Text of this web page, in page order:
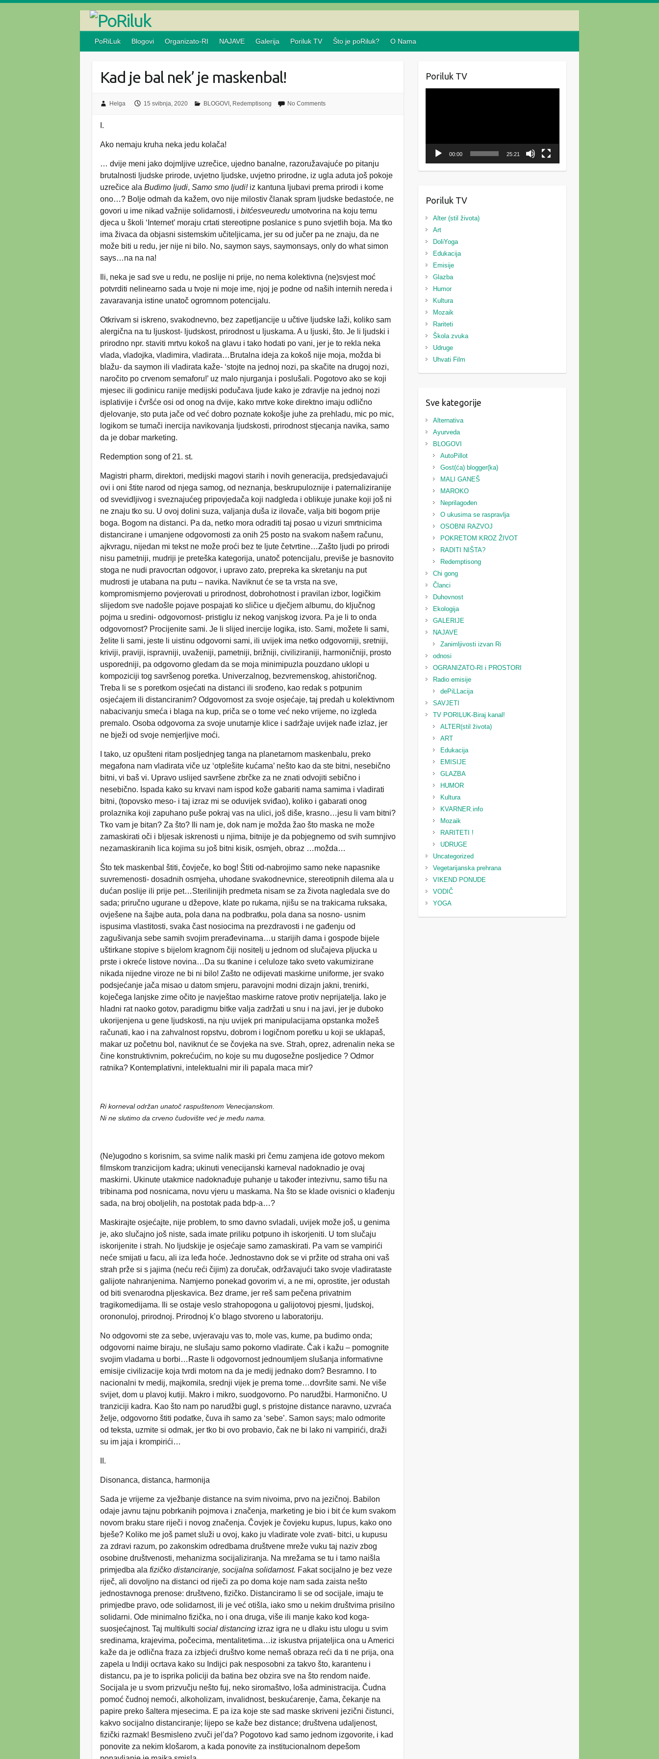
PoRiLuk
Blogovi Organizato-RI NAJAVE Galerija Poriluk TV Što je poRiluk? O Nama
Kad je bal nek’ je maskenbal!
Helga 15 svibnja, 2020 BLOGOVI , Redemptisong No Comments
I.
Ako nemaju kruha neka jedu kolača!
… dvije meni jako dojmljive uzrečice, ujedno banalne, razoružavajuće po pitanju
brutalnosti ljudske prirode, uvjetno ljudske, uvjetno prirodne, iz ugla aduta još pokoje
uzrečice alaBudimo ljudi,Samosmo ljudi! iz kantuna ljubavi prema prirodi i kome
ono…? Bolje odmah da kažem, ovo nije milostiv članak spram ljudske bedastoće, ne
govori u ime nikad važnije solidarnosti, ibitćesveuredu umotvorina na koju temu
djeca u školi ‘Internet’ moraju crtati stereotipne poslanice s puno svjetlih boja. Ma tko
ima živaca da objasni sistemskim učiteljicama, jer su od jučer pa ne znaju, da ne
može biti u redu, jer nije ni bilo. No, saymon says, saymonsays, only do what simon
says…na na na!
Ili, neka je sad sve u redu, ne poslije ni prije, no nema kolektivna (ne)svjest moć
potvrditi nelinearno sada u tvoje ni moje ime, njoj je podne od naših internih nereda i
zavaravanja istine unatoč ogromnom potencijalu.
Otkrivam si iskreno, svakodnevno, bez zapetljancije u učtive ljudske laži, koliko sam
alergična na tu ljuskost- ljudskost, prirodnost u ljuskama. A u ljuski, što. Je li ljudski i
prirodno npr. staviti mrtvu kokoš na glavu i tako hodati po vani, jer je to rekla neka
vlada, vladojka, vladimira, vladirata…Brutalna ideja za kokoš nije moja, možda bi
blažu- da saymon ili vladirata kaže- ‘stojte na jednoj nozi, pa skačite na drugoj nozi,
naročito po crvenom semaforu!’ uz malo njurganja i poslušali. Pogotovo ako se koji
mjesec ili godinicu ranije medijski podučava ljude kako je zdravlje na jednoj nozi
isplativije i čvršće osi od onog na dvije, kako mrtve koke direktno imaju odlično
djelovanje, sto puta jače od već dobro poznate kokošje juhe za prehladu, mic po mic,
logikom se tumači inercija navikovanja ljudskosti, prirodnost stjecanja navika, samo
da je dobar marketing.
Redemption song of 21. st.
Magistri pharm, direktori, medijski magovi starih i novih generacija, predsjedavajući
ovi i oni štite narod od njega samog, od neznanja, beskrupuloznije i paternaliziranije
od svevidljivog i sveznajućeg pripovjedača koji nadgleda i oblikuje junake koji još ni
ne znaju tko su. U ovoj dolini suza, valjanja duša iz ilovače, valja biti bogom prije
boga. Bogom na distanci. Pa da, netko mora odraditi taj posao u vizuri smrtnicima
distancirane i umanjene odgovornosti za onih 25 posto na svakom našem računu,
ajkvragu, nijedan mi tekst ne može proći bez te ljute četvrtine…Zašto ljudi po prirodi
nisu pametniji, mudriji je preteška kategorija, unatoč potencijalu, previše je basnovito
stoga ne nudi pravocrtan odgovor, i upravo zato, prepreka ka skretanju na put
mudrosti je utabana na putu – navika. Naviknut će se ta vrsta na sve,
kompromismjerno povjerovati u prirodnost, dobrohotnost i pravilan izbor, logičkim
slijedom sve nadošle pojave pospajati ko sličice u dječjem albumu, do ključnog
pojma u sredini- odgovornost- pristiglu iz nekog vanjskog izvora. Pa je li to onda
odgovornost? Procijenite sami. Je li slijed inercije logika, isto. Sami, možete li sami,
želite li sami, jeste li uistinu odgovorni sami, ili uvijek ima netko odgovorniji, sretniji,
kriviji, praviji, ispravniji, uvaženiji, pametniji, brižniji, civiliziraniji, harmoničniji, prosto
usporedniji, pa odgovorno gledam da se moja minimipuzla pouzdano uklopi u
kompoziciji tog savršenog poretka. Univerzalnog, bezvremenskog, ahistoričnog.
Treba li se s poretkom osjećati na distanci ili srođeno, kao redak s potpunim
osjećajem ili distanciranim? Odgovornost za svoje osjećaje, taj predah u kolektivnom
nabacivanju smeća i blaga na kup, priča se o tome već neko vrijeme, no izgleda
premalo. Osoba odgovorna za svoje unutarnje klice i sadržaje uvijek nađe izlaz, jer
ne bježi od svoje nemjerljive moći.
I tako, uz opušteni ritam posljednjeg tanga na planetarnom maskenbalu, preko
megafona nam vladirata viče uz ‘otplešite kućama’ nešto kao da ste bitni, nesebično
bitni, vi baš vi. Upravo uslijed savršene zbrčke za ne znati odvojiti sebično i
nesebično. Ispada kako su krvavi nam ispod kože gabariti nama samima i vladirati
bitni, (topovsko meso- i taj izraz mi se oduvijek sviđao), koliko i gabarati onog
prolaznika koji zapuhano puše pokraj vas na ulici, još diše, krasno…jesu li vam bitni?
Tko vam je bitan? Za što? Ili nam je, dok nam je možda žao što maska ne može
zamaskirati oči i bljesak iskrenosti u njima, bitnije je da pobjegnemo od svih sumnjivo
nezamaskiranih lica kojima su još bitni kisik, osmjeh, obraz …možda…
Što tek maskenbal štiti, čovječe, ko bog! Štiti od-nabrojimo samo neke napasnike
suvremenosti- dosadnih osmjeha, uhodane svakodnevnice, stereotipnih dilema ala u
dućan poslije ili prije pet…Sterilinijih predmeta nisam se za života nagledala sve do
sada; priručno ugurane u džepove, klate po rukama, njišu se na trakicama ruksaka,
ovješene na šajbe auta, pola dana na podbratku, pola dana sa nosno- usnim
ispusima vlastitosti, svaka čast nosiocima na prezdravosti i ne gađenju od
zagušivanja sebe samih svojim prerađevinama…u starijih dama i gospode bijele
uštirkane stopive s bijelom kragnom čiji nositelj u jednom od slučajeva pljucka u
prste i okreće listove novina…Da su tkanine i celuloze tako sveto vakumizirane
nikada nijedne viroze ne bi ni bilo! Zašto ne odijevati maskirne uniforme, jer svako
podsjećanje jača misao u datom smjeru, paravojni modni dizajn jakni, trenirki,
koječega lanjske zime očito je navještao maskirne ratove protiv neprijatelja. Iako je
hladni rat naoko gotov, paradigmu bitke valja zadržati u snu i na javi, jer je duboko
ukorijenjena u gene ljudskosti, na nju uvijek pri manipulacijama opstanka možeš
računati, kao i na zahvalnost ropstvu, dobrom i logičnom poretku u koji se uklapaš,
makar uz početnu bol, naviknut će se čovjeka na sve. Strah, oprez, adrenalin neka se
čine konstruktivnim, pokrećućim, no koje su mu dugosežne posljedice ? Odmor
ratnika? Kontemplativni, intelektualni mir ili papala maca mir?
Ri korneval održan unatoč raspuštenom Venecijanskom.
Ni ne slutimo da crveno čudovište već je među nama.
(Ne)ugodno s korisnim, sa svime nalik maski pri čemu zamjena ide gotovo mekom
filmskom tranzicijom kadra; ukinuti venecijanski karneval nadoknadio je ovaj
maskirni. Ukinute utakmice nadoknađuje puhanje u također intezivnu, samo tišu na
tribinama pod nosnicama, novu vjeru u maskama. Na što se klade ovisnici o klađenju
sada, na broj oboljelih, na postotak pada bdp-a…?
Maskirajte osjećajte, nije problem, to smo davno svladali, uvijek može još, u genima
je, ako slučajno još niste, sada imate priliku potpuno ih iskorjeniti. U tom slučaju
iskorijenite i strah. No ljudskije je osjećaje samo zamaskirati. Pa vam se vampirići
neće smijati u facu, ali iza leđa hoće. Jednostavno dok se vi pržite od straha oni vaš
strah prže si s jajima (neću reći čijim) za doručak, održavajući tako svoje vladirataste
galijote nahranjenima. Namjerno ponekad govorim vi, a ne mi, oprostite, jer odustah
od biti svenarodna pljeskavica. Bez drame, jer reš sam pečena privatnim
tragikomedijama. Ili se ostaje veslo strahopogona u galijotovoj pjesmi, ljudskoj,
orononuloj, prirodnoj. Prirodnoj k’o blago stvoreno u laboratoriju.
No odgovorni ste za sebe, uvjeravaju vas to, mole vas, kume, pa budimo onda;
odgovorni naime biraju, ne slušaju samo pokorno vladirate. Čak i kažu – pomognite
svojim vladama u borbi…Raste li odgovornost jednoumljem slušanja informativne
emisije civilizacije koja tvrdi motom na da je medij jednako dom? Besramno. I to
nacionalni tv medij, majkomila, srednji vijek je prema tome…dovršite sami. Ne više
svijet, dom u plavoj kutiji. Makro i mikro, suodgovorno. Po narudžbi. Harmonično. U
tranziciji kadra. Kao što nam po narudžbi gugl, s pristojne distance naravno, uzvraća
želje, odgovorno štiti podatke, čuva ih samo za ‘sebe’. Samon says; malo odmorite
od teksta, uzmite si odmak, jer tko bi ovo probavio, čak ne bi lako ni vampirići, draži
su im jaja i krompirići…
II.
Disonanca, distanca, harmonija
Sada je vrijeme za vježbanje distance na svim nivoima, prvo na jezičnoj. Babilon
odaje javnu tajnu pobrkanih pojmova i značenja, marketing je bio i bit će kum svakom
novom braku stare riječi i novog značenja. Čovjek je čovjeku kupus, lupus, kako ono
bješe? Koliko me još pamet služi u ovoj, kako ju vladirate vole zvati- bitci, u kupusu
za zdravi razum, po zakonskim odredbama društvene mreže vuku taj naziv zbog
osobine društvenosti, mehanizma socijaliziranja. Na mrežama se tu i tamo naišla
primjedba alafizičko distanciranje, socijalna solidarnost. Fakat socijalno je bez veze
riječ, ali dovoljno na distanci od riječi za po doma koje nam sada zaista nešto
jednostavnoga prenose: društveno, fizičko. Distanciramo li se od socijale, imaju te
primjedbe pravo, ode solidarnost, ili je već otišla, iako smo u nekim društvima prisilno
solidarni. Ode minimalno fizička, no i ona druga, više ili manje kako kod koga-
suosjećajnost. Taj multikultisocial distancing izraz igra ne u dlaku istu ulogu u svim
sredinama, krajevima, počecima, mentalitetima…iz iskustva prijateljica ona u Americi
kaže da je odlična fraza za izbjeći društvo kome nemaš obraza reći da ti ne prija, ona
zapela u Indiji ocrtava kako su Indijci pak nesposobni za takvo što, karantenu i
distancu, pa je to isprika policiji da batina bez obzira sve na što rendom naiđe.
Socijala je u svom prizvučju nešto fuj, neko siromaštvo, loša administracija. Čudna
pomoć čudnoj nemoći, alkoholizam, invalidnost, beskućarenje, čama, čekanje na
papire preko šaltera mjesecima. E pa iza koje ste sad maske skriveni jezični čistunci,
kakvo socijalno distanciranje; lijepo se kaže bez distance; društvena udaljenost,
fizički razmak! Besmisleno zvuči jel’da? Pogotovo kad samo jednom izgovorite, i kad
ponovite za nekim klošarom, a kada ponovite za institucionalnom depešom
Poriluk TV
00:00 25:21
Poriluk TV
Alter (stil života)
Art
DoliYoga
Edukacija
Emisije
Glazba
Humor
Kultura
Mozaik
Rariteti
Škola zvuka
Udruge
Uhvati Film
Sve kategorije
Alternativa
Ayurveda
BLOGOVI
AutoPillot
Gost(ća) blogger(ka)
MALI GANEŠ
MAROKO
Neprilagođen
O ukusima se raspravlja
OSOBNI RAZVOJ
POKRETOM KROZ ŽIVOT
RADITI NIŠTA?
Redemptisong
Chi gong
Članci
Duhovnost
Ekologija
GALERIJE
NAJAVE
Zanimljivosti izvan Ri
odnosi
OGRANIZATO-RI i PROSTORI
Radio emisije
dePiLLacija
SAVJETI
TV PORILUK-Biraj kanal!
ALTER(stil života)
ART
Edukacija
EMISIJE
GLAZBA
HUMOR
Kultura
KVARNER.info
Mozaik
RARITETI !
UDRUGE
Uncategorized
Vegetarijanska prehrana
VIKEND PONUDE
VODIČ
YOGA